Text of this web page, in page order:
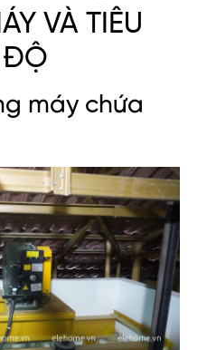
VÀ TIÊU
ĐỘ
máy chứa